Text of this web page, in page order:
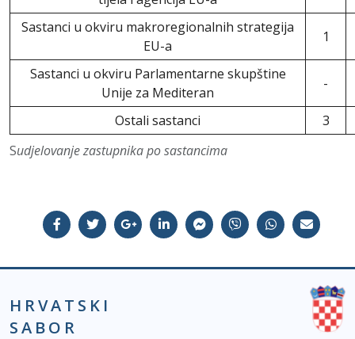
Sudjelovanje zastupnika po sastancima
Sastanci u okviru makroregionalnih strategija
EU-a
1
Sastanci u okviru Parlamentarne skupštine
Unije za Mediteran
-
Ostali sastanci 3
HRVATSKI
SABOR